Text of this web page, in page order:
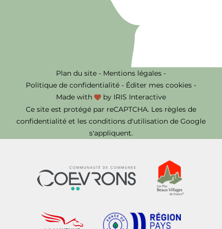
Plan du site - Mentions légales -
Politique de confidentialité - Éditer mes cookies -
Made with
by IRIS Interactive
Ce site est protégé par reCAPTCHA. Les règles de
confidentialité et les conditions d'utilisation de Google
s'appliquent.